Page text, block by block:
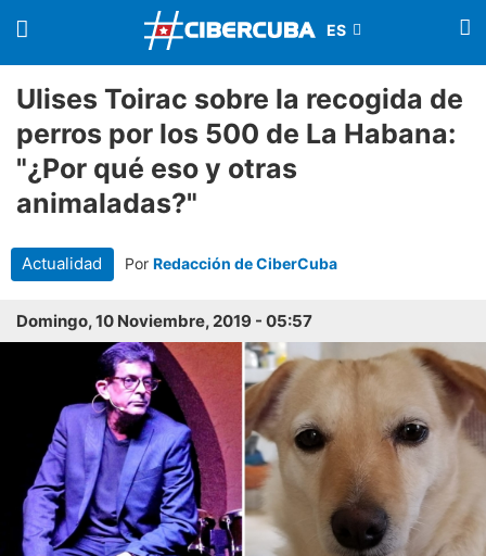
Ulises Toirac sobre la recogida de
perros por los 500 de La Habana:
"¿Por qué eso y otras
animaladas?"
Actualidad Por Redacción de CiberCuba
Domingo, 10 Noviembre, 2019 - 05:57